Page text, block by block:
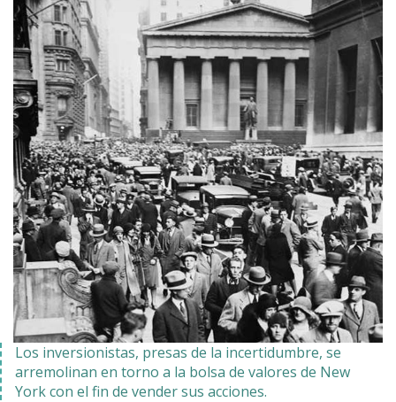
Los inversionistas, presas de la incertidumbre, se
arremolinan en torno a la bolsa de valores de New
York con el fin de vender sus acciones.